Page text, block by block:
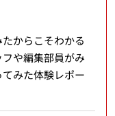
からこそわかる
や編集部員がみ
みた体験レポー